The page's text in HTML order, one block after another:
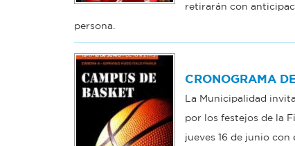
retirarán con
persona.
CRONOGRAMA
La Municipalidad
por los festejos de la
jueves 16 de junio